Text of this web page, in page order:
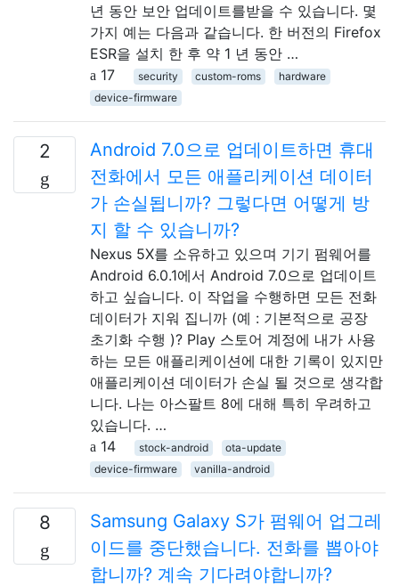
년 동안 보안 업데이트를받을 수 있습니다. 몇
가지 예는 다음과 같습니다. 한 버전의 Firefox
ESR을 설치 한 후 약 1 년 동안 …
17
security custom-roms
hardware
device-firmware
2
Android 7.0으로 업데이트하면 휴대
전화에서 모든 애플리케이션 데이터
가 손실됩니까? 그렇다면 어떻게 방
지 할 수 있습니까?
Nexus 5X를 소유하고 있으며 기기 펌웨어를
Android 6.0.1에서 Android 7.0으로 업데이트
하고 싶습니다. 이 작업을 수행하면 모든 전화
데이터가 지워 집니까 (예 : 기본적으로 공장
초기화 수행 )? Play 스토어 계정에 내가 사용
하는 모든 애플리케이션에 대한 기록이 있지만
애플리케이션 데이터가 손실 될 것으로 생각합
니다. 나는 아스팔트 8에 대해 특히 우려하고
있습니다. …
14
stock-android
ota-update
device-firmware
vanilla-android
8
Samsung Galaxy S가 펌웨어 업그레
이드를 중단했습니다. 전화를 뽑아야
합니까? 계속 기다려야합니까?